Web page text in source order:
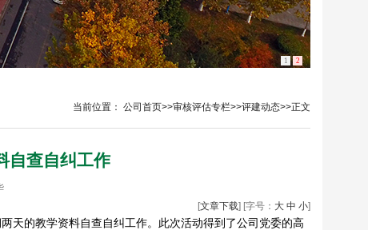
1 2
当前位置： 公司首页>>审核评估专栏>>评建动态>>正文
自查自纠工作
[文章下载] [字号： 大 中 小]
天的教学资料自查自纠工作。此次活动得到了公司党委的高